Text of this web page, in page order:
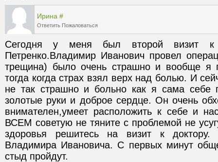
Ирина #
Ответить Пожаловаться
Сегодня у меня был второй визит к
Петренко.Владимир Иванович провел
трещина) было очень страшно и вообще я
тогда когда страх взял верх над болью. И
не так страшно и больно как я сама себе
золотые руки и доброе сердце. Он очень
внимателен,умеет расположить к себе и
ВСЕМ советую не тяните с проблемой не
здоровья решитесь на визит к
Владимира Ивановича. С первых минут
стыд пройдут.